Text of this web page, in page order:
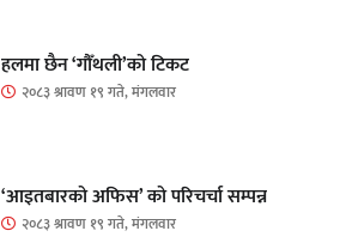
हलमा छैन ‘गौँथली’को टिकट
२०८३ श्रावण १९ गते, मंगलवार
‘आइतबारको अफिस’ को परिचर्चा सम्पन्न
२०८३ श्रावण १९ गते, मंगलवार